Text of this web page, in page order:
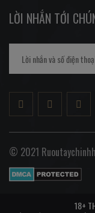
LỜI NHẮN TỚI
© 2021
18+